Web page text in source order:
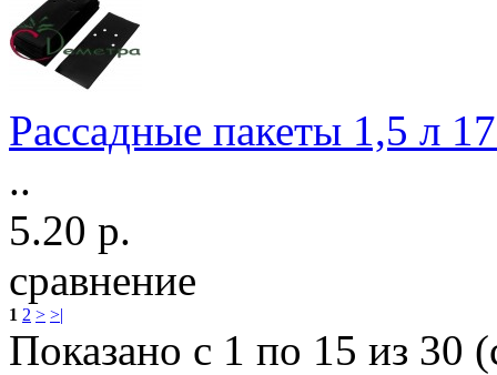
Рассадные пакеты 1,5 л
..
5.20 р.
сравнение
1 2 > >|
Показано с 1 по 15 из 30